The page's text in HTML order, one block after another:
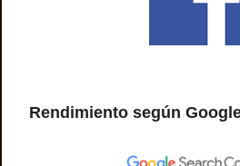
Rendimiento según